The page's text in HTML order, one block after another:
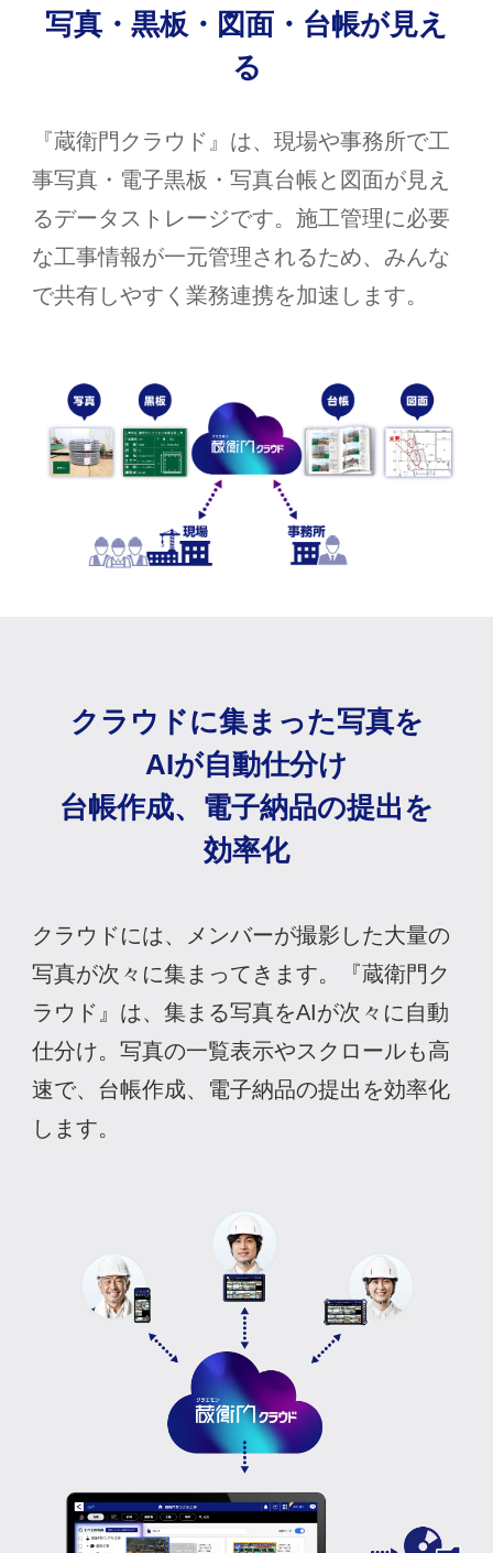
写真・黒板・図面・台帳が見え
る
『蔵衛門クラウド』は、現場や事務所で工
事写真・電子黒板・写真台帳と図面が見え
るデータストレージです。施工管理に必要
な工事情報が一元管理されるため、みんな
で共有しやすく業務連携を加速します。
クラウドに集まった写真を
AIが自動仕分け
台帳作成、電子納品の提出を
効率化
クラウドには、メンバーが撮影した大量の
写真が次々に集まってきます。『蔵衛門ク
ラウド』は、集まる写真をAIが次々に自動
仕分け。写真の一覧表示やスクロールも高
速で、台帳作成、電子納品の提出を効率化
します。